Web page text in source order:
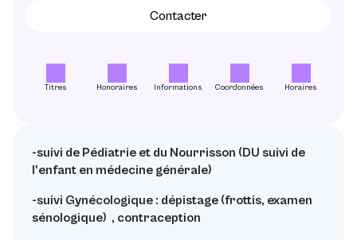
Contacter
Titres Honoraires Informations Coordonnées Horaires
-suivi de Pédiatrie et du Nourrisson (DU suivi de
l'enfant en médecine générale)
-suivi Gynécologique : dépistage (frottis, examen
sénologique) , contraception